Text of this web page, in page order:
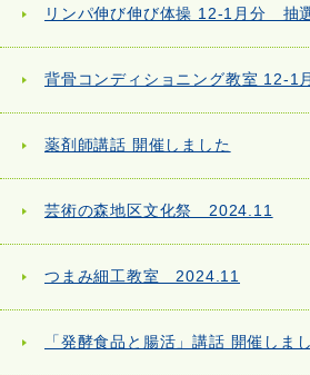
リンパ伸び伸び体操 12-1月分 抽
背骨コンディショニング教室 12-
薬剤師講話 開催しました
芸術の森地区文化祭 2024.11
つまみ細工教室 2024.11
「発酵食品と腸活」講話 開催しま